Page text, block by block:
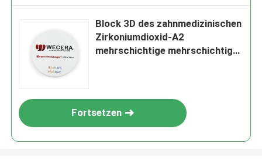
Block 3D des zahnmedizinischen
Zirkoniumdioxid-A2
mehrschichtige mehrschichtige
Fortsetzen